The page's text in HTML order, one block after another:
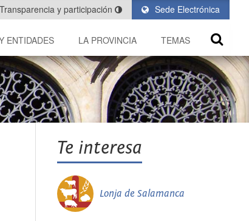
Sede Electrónica
Transparencia y participación
ENTIDADES LA PROVINCIA TEMAS
Te interesa
Lonja de Salamanca